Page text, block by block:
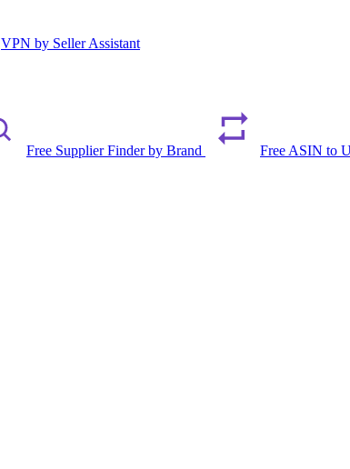
VPN by Seller Assistant
Free Supplier Finder by Brand Free ASIN to